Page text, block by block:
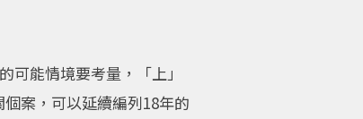
能情境要考量，「上」
案，可以延續編列18年的